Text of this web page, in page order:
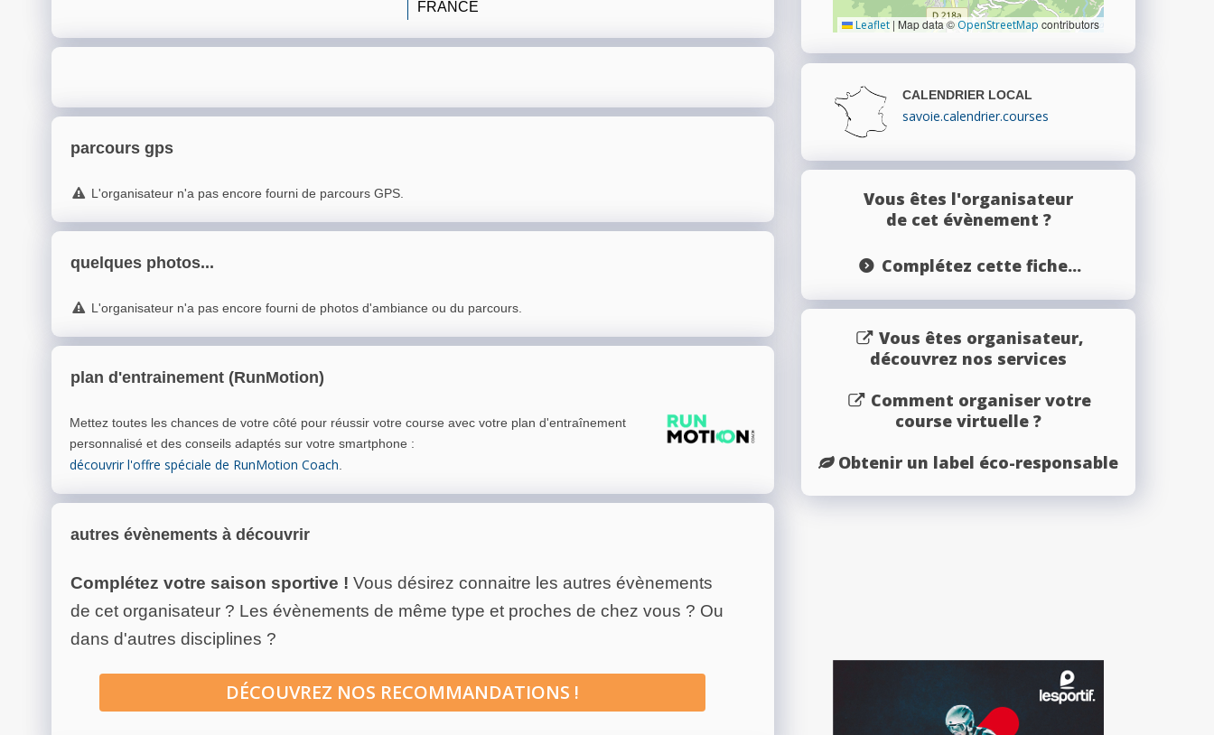
FRANCE
parcours gps
L'organisateur n'a pas encore fourni de parcours GPS.
quelques photos...
L'organisateur n'a pas encore fourni de photos d'ambiance ou du parcours.
plan d'entrainement (RunMotion)
Mettez toutes les chances de votre côté pour réussir votre course avec votre plan d'entraînement
personnalisé et des conseils adaptés sur votre smartphone :
découvrir l'offre spéciale de RunMotion Coach.
autres évènements à découvrir
Complétez votre saison sportive ! Vous désirez connaitre les autres évènements
de cet organisateur ? Les évènements de même type et proches de chez vous ? Ou
dans d'autres disciplines ?
DÉCOUVREZ NOS RECOMMANDATIONS !
Leaflet | Map data ©OpenStreetMap contributors
CALENDRIER LOCAL
savoie.calendrier.courses
Vous êtes l'organisateur
de cet évènement ?
Complétez cette fiche...
Vous êtes organisateur,
découvrez nos services
Comment organiser votre
course virtuelle ?
Obtenir un label éco-responsable